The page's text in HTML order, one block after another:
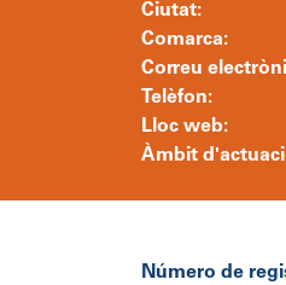
Ciutat:
Comarca:
Correu
Telèfon:
Lloc web:
Àmbit
Número de